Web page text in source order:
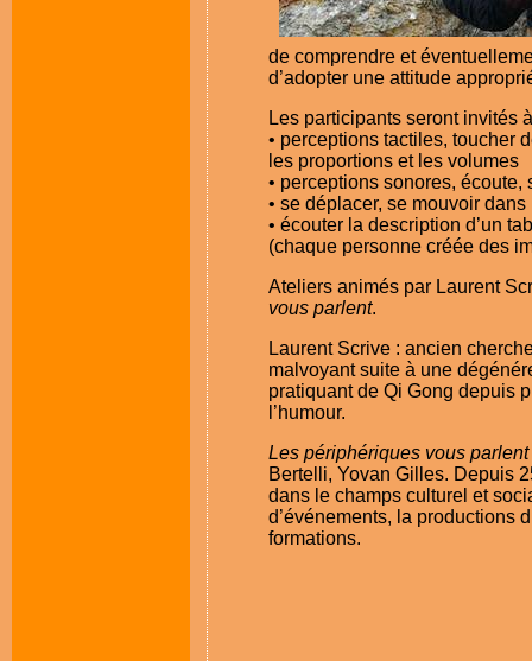
de comprendre et
d’adopter une attitude
Les participants seront invités
• perceptions tactiles, toucher
les proportions et les volumes
• perceptions sonores,
• se déplacer, se mouvoir
• écouter la description d’un
(chaque personne créée des
Ateliers animés par Laurent
vous parlent.
Laurent Scrive : ancien
malvoyant suite à une
pratiquant de Qi Gong depuis
l’humour.
Les périphériques vous parlent
Bertelli, Yovan Gilles. Depuis
dans le champs culturel et
d’événements, la productions
formations.